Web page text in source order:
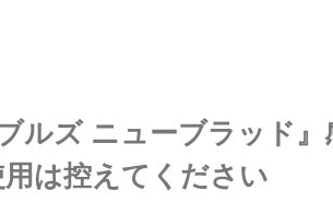
ルズ ニューブラッド
は控えてください